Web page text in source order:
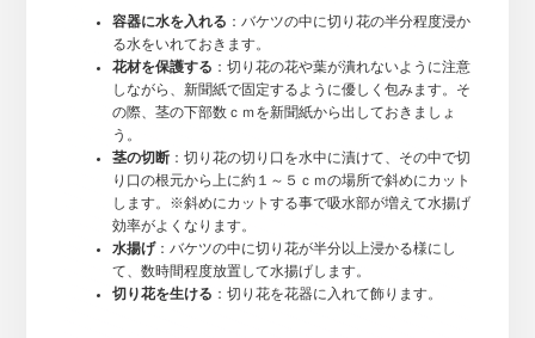
容器に水を入れる ：バケツの中に切り花の半分程度浸か
る水をいれておきます。
花材を保護する ：切り花の花や葉が潰れないように注意
しながら、新聞紙で固定するように優しく包みます。そ
の際、茎の下部数ｃｍを新聞紙から出しておきましょ
う。
茎の切断：切り花の切り口を水中に漬けて、その中で切
り口の根元から上に約１～５ｃｍの場所で斜めにカット
します。※斜めにカットする事で吸水部が増えて水揚げ
効率がよくなります。
水揚げ：バケツの中に切り花が半分以上浸かる様にし
て、数時間程度放置して水揚げします。
切り花を生ける ：切り花を花器に入れて飾ります。